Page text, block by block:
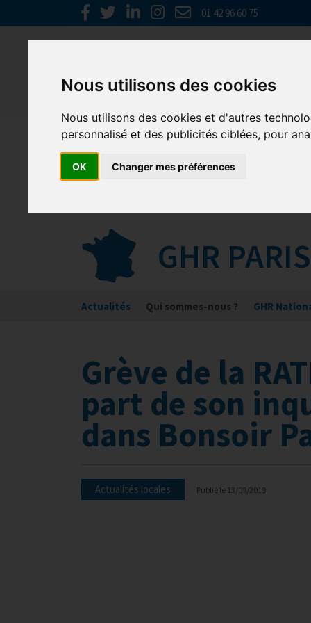
Nous utilisons des cookies
Nous utilisons des cookies et d'autres
personnalisé et des publicités ciblées, pour
OK Changer mes préférences
01 42 96 60 75
GHR
Actualités Qui sommes-nous ? GHR
Grève de la
part de son
dans Bonsoir
Actualités locales Publié le 13/09/2019